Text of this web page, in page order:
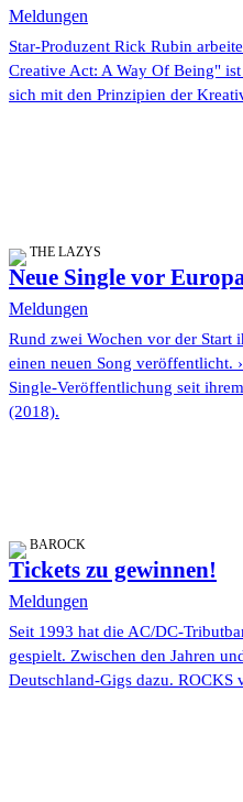
Meldungen
Star-Produzent Rick Rubin
Creative Act: A Way Of Being"
sich mit den Prinzipien der
THE LAZYS
Neue Single vor
Meldungen
Rund zwei Wochen vor der Start
einen neuen Song veröffentlicht.
Single-Veröffentlichung seit
(2018).
BAROCK
Tickets zu gewinnen!
Meldungen
Seit 1993 hat die AC/DC-
gespielt. Zwischen den Jahren
Deutschland-Gigs dazu. ROCKS